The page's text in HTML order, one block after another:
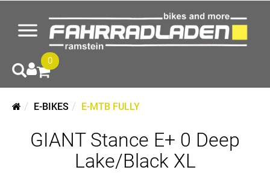
0
E-BIKES E-MTB FULLY
GIANT Stance E+ 0 Deep
Lake/Black XL